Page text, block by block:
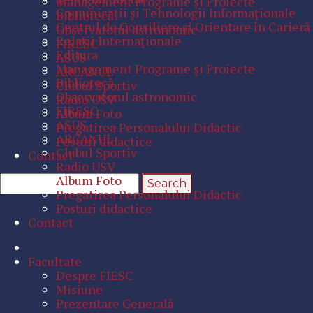
Bibliotecă
Observatorul astronomic
FIRESC
ASUS
ARCANUL
Clubul Sportiv
Radio USV
Album Foto
Pregatirea Personalului Didactic
Posturi didactice
Contact
Comunicaţii şi Tehnologii Informaţionale
Centrul de Consiliere şi Orientare în Carieră
Relaţii Internaţionale
Editura
Management Programe şi Proiecte
Bibliotecă
Observatorul astronomic
FIRESC
ASUS
ARCANUL
Clubul Sportiv
Radio USV
Album Foto
Pregatirea Personalului Didactic
Posturi didactice
Contact
Facultate
Despre FIESC
Misiune
Prezentare Generală